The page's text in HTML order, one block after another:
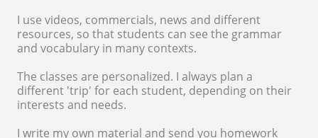
I use videos, commercials, news and different
resources, so that students can see the grammar
and vocabulary in many contexts.
The classes are personalized. I always plan a
different 'trip' for each student, depending on their
interests and needs.
I write my own material and send you homework